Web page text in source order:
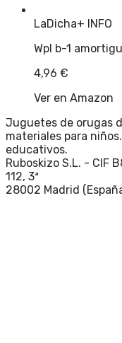
LaDicha+ INFO
Wpl b-1
4,96 €
Ver en Amazon
Juguetes de orugas
materiales para
educativos.
Ruboskizo S.L. - CIF
112, 3ª
28002 Madrid